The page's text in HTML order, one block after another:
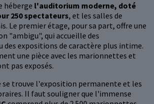
héberge l'auditorium moderne, doté
250 spectateurs, et les salles de
Le premier étage, pour sa part, offre une
"ambigu", qui accueille des
des expositions de caractère plus intime.
une pièce avec les marionnettes et
pas exposés.
se trouve l'exposition permanente et les
Il faut souligner que l'immense